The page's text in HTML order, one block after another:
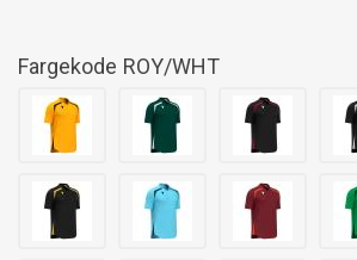
Fargekode ROY/WHT